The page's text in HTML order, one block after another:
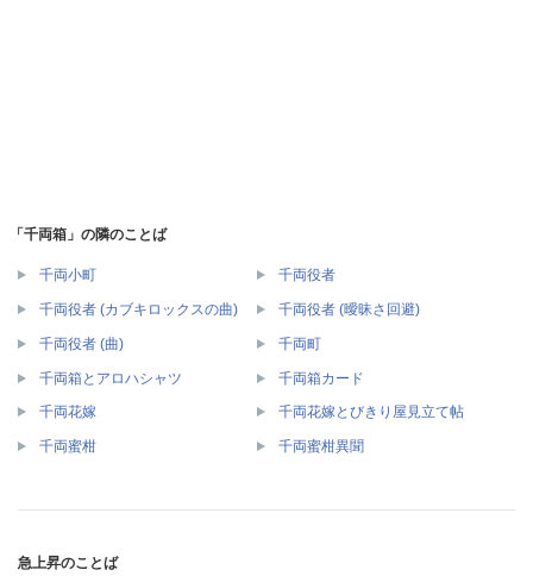
「千両箱」の隣のことば
千両小町 千両役者
千両役者 (カブキロックスの曲) 千両役者 (曖昧さ回避)
千両役者 (曲) 千両町
千両箱とアロハシャツ 千両箱カード
千両花嫁 千両花嫁とびきり屋見立て帖
千両蜜柑 千両蜜柑異聞
急上昇のことば